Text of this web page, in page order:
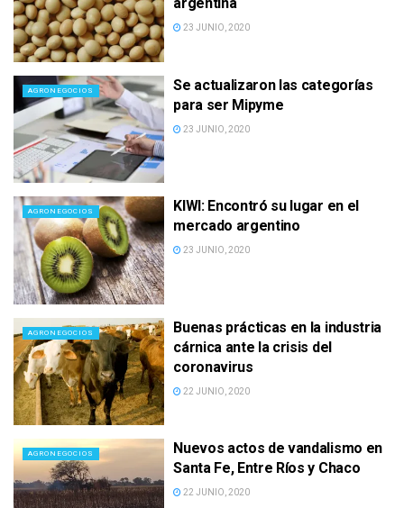
23 JUNIO, 2020
AGRONEGOCIOS
Se actualizaron las categorías
para ser Mipyme
23 JUNIO, 2020
AGRONEGOCIOS
KIWI: Encontró su lugar en el
mercado argentino
23 JUNIO, 2020
AGRONEGOCIOS
Buenas prácticas en la industria
cárnica ante la crisis del
coronavirus
22 JUNIO, 2020
AGRONEGOCIOS
Nuevos actos de vandalismo en
Santa Fe, Entre Ríos y Chaco
22 JUNIO, 2020